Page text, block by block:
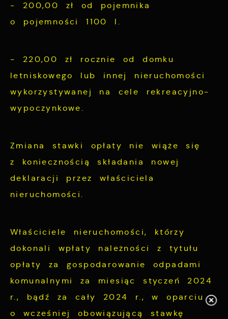
- 200,00 zł od pojemnika
o pojemności 1100 l.
- 220,00 zł rocznie od domku
letniskowego lub innej nieruchomości
wykorzystywanej na cele rekreacyjno-
wypoczynkowe.
Zmiana stawki opłaty nie wiąże się
z koniecznością składania nowej
deklaracji przez właściciela
nieruchomości.
Właściciele nieruchomości, którzy
dokonali wpłaty należności z tytułu
opłaty za gospodarowanie odpadami
komunalnymi za miesiąc styczeń 2024
r., bądź za cały 2024 r., w oparciu
o wcześniej obowiązującą stawkę